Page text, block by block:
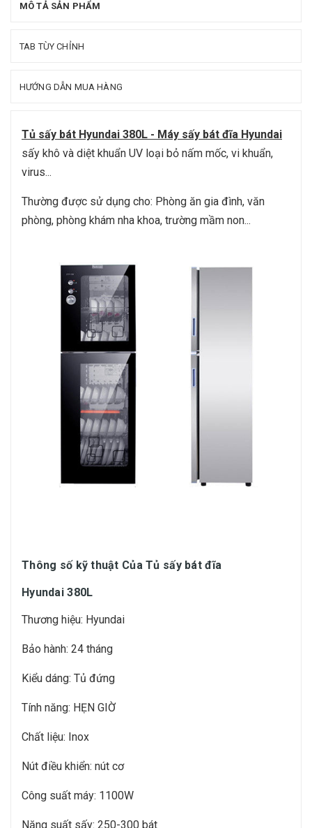
MÔ TẢ SẢN PHẨM
TAB TÙY CHỈNH
HƯỚNG DẪN MUA HÀNG
Tủ sấy bát Hyundai 380L - Máy sấy bát đĩa Hyundai
sấy khô và diệt khuẩn UV loại bỏ nấm mốc, vi khuẩn,
virus...
Thường được sử dụng cho: Phòng ăn gia đình, văn
phòng, phòng khám nha khoa, trường mầm non...
Thông số kỹ thuật Của Tủ sấy bát đĩa
Hyundai 380L
Thương hiệu: Hyundai
Bảo hành: 24 tháng
Kiểu dáng: Tủ đứng
Tính năng: HẸN GIỜ
Chất liệu: Inox
Nút điều khiển: nút cơ
Công suất máy: 1100W
Năng suất sấy: 250-300 bát